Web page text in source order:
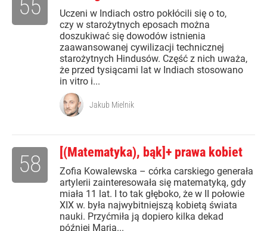
Uczeni w Indiach ostro pokłócili się o to,
czy w starożytnych eposach można
doszukiwać się dowodów istnienia
zaawansowanej cywilizacji technicznej
starożytnych Hindusów. Część z nich uważa,
że przed tysiącami lat w Indiach stosowano
in vitro i...
55
Jakub Mielnik
[(Matematyka), bąk]+ prawa kobiet
Zofia Kowalewska – córka carskiego generała
artylerii zainteresowała się matematyką, gdy
miała 11 lat. I to tak głęboko, że w II połowie
XIX w. była najwybitniejszą kobietą świata
nauki. Przyćmiła ją dopiero kilka dekad
później Maria...
58